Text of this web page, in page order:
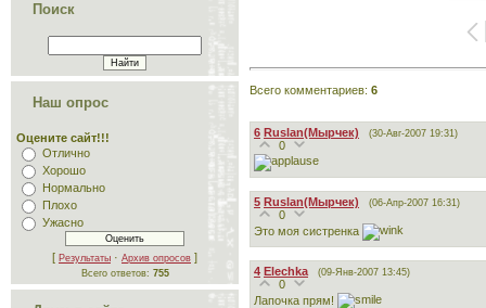
Поиск
Наш опрос
Оцените сайт!!!
Отлично
Хорошо
Нормально
Плохо
Ужасно
[ Результаты · Архив опросов ]
Всего ответов: 755
Всего комментариев: 6
6 Ruslan(Мырчек) (30-Авг-2007 19:31)
0
5 Ruslan(Мырчек) (06-Апр-2007 16:31)
0
Это моя систренка
4 Elechka (09-Янв-2007 13:45)
0
Лапочка прям!